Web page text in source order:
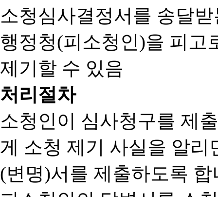
소청심사결정서를 송달
행정청(피소청인)을 피고
제기할 수 있음
처리절차
소청인이 심사청구를 제
게 소청 제기 사실을 알
(변명)서를 제출하도록 합